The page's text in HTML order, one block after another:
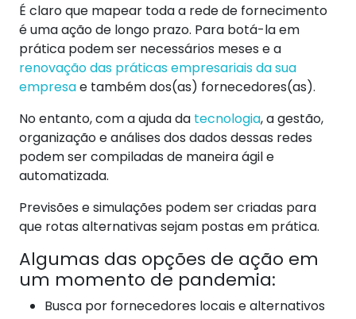
É claro que mapear toda a rede de fornecimento
é uma ação de longo prazo. Para botá-la em
prática podem ser necessários meses e a
renovação das práticas empresariais da sua
empresae também dos(as) fornecedores(as).
No entanto, com a ajuda da tecnologia, a gestão,
organização e análises dos dados dessas redes
podem ser compiladas de maneira ágil e
automatizada.
Previsões e simulações podem ser criadas para
que rotas alternativas sejam postas em prática.
Algumas das opções de ação em
um momento de pandemia:
Busca por fornecedores locais e alternativos